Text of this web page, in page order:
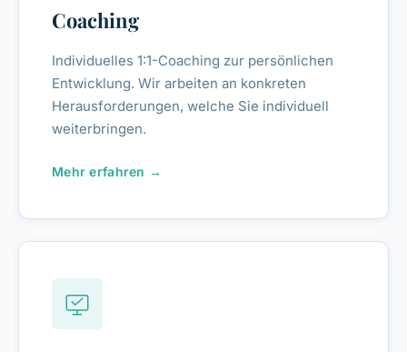
Coaching
Individuelles 1:1-Coaching zur persönlichen
Entwicklung. Wir arbeiten an konkreten
Herausforderungen, welche Sie individuell
weiterbringen.
Mehr erfahren →